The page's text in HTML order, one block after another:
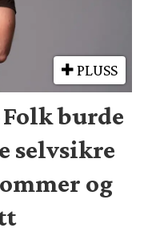
PLUSS
Folk burde
selvsikre
og